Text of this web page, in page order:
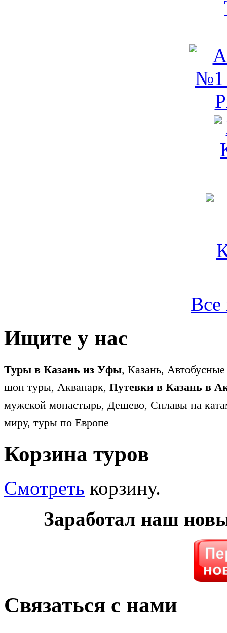
Все
Ищите у нас
Туры в Казань из Уфы, Казань,
шоп туры, Аквапарк, Путевки в Казань в
мужской монастырь, Дешево, Сплавы на
миру, туры по Европе
Корзина туров
Смотреть корзину.
Заработал наш
Связаться с нами